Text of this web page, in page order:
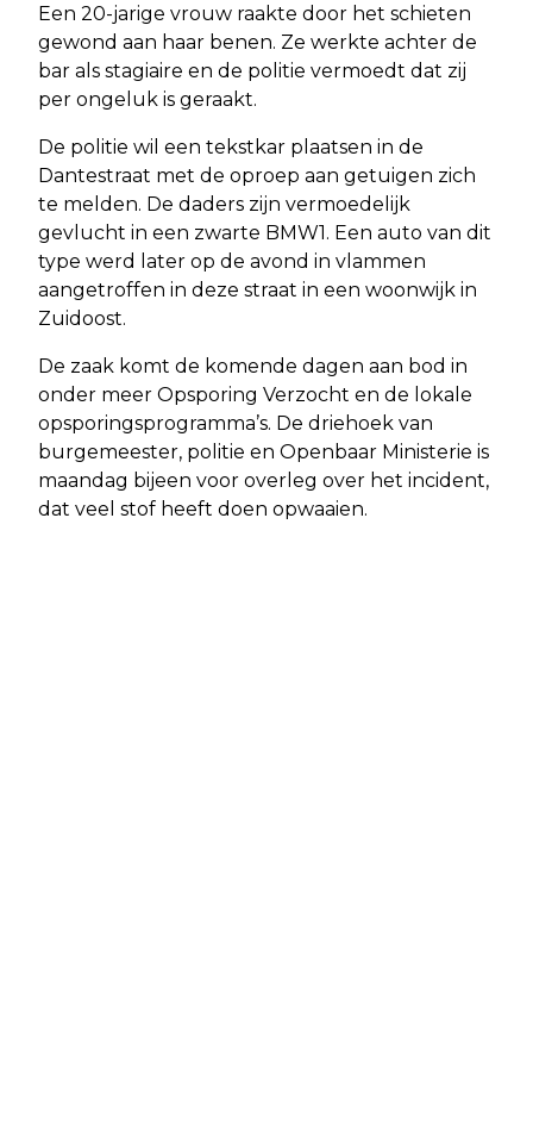
Een 20-jarige vrouw raakte door het schieten
gewond aan haar benen. Ze werkte achter de
bar als stagiaire en de politie vermoedt dat zij
per ongeluk is geraakt.
De politie wil een tekstkar plaatsen in de
Dantestraat met de oproep aan getuigen zich
te melden. De daders zijn vermoedelijk
gevlucht in een zwarte BMW1. Een auto van dit
type werd later op de avond in vlammen
aangetroffen in deze straat in een woonwijk in
Zuidoost.
De zaak komt de komende dagen aan bod in
onder meer Opsporing Verzocht en de lokale
opsporingsprogramma’s. De driehoek van
burgemeester, politie en Openbaar Ministerie is
maandag bijeen voor overleg over het incident,
dat veel stof heeft doen opwaaien.